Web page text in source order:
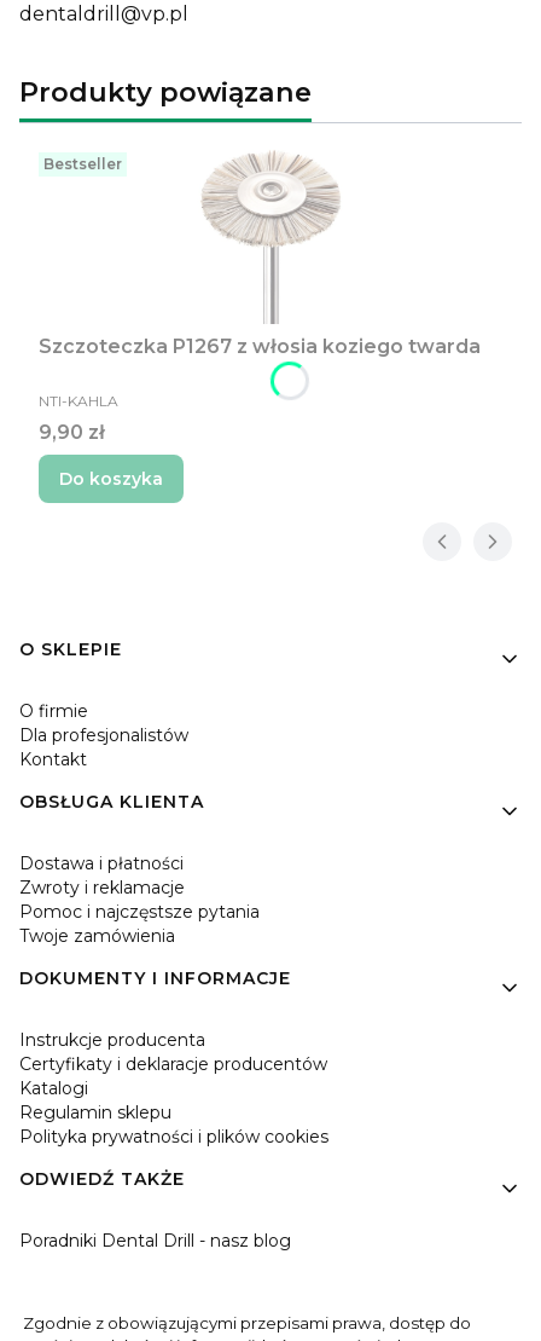
dentaldrill@vp.pl
Produkty powiązane
Bestseller
Szczoteczka P1267 z włosia koziego twarda
PRODUCENT
NTI-KAHLA
Cena
9,90 zł
Do koszyka
Linki w stopce
O SKLEPIE
O firmie
Dla profesjonalistów
Kontakt
OBSŁUGA KLIENTA
Dostawa i płatności
Zwroty i reklamacje
Pomoc i najczęstsze pytania
Twoje zamówienia
DOKUMENTY I INFORMACJE
Instrukcje producenta
Certyfikaty i deklaracje producentów
Katalogi
Regulamin sklepu
Polityka prywatności i plików cookies
ODWIEDŹ TAKŻE
Poradniki Dental Drill - nasz blog
Zgodnie z obowiązującymi przepisami prawa, dostęp do